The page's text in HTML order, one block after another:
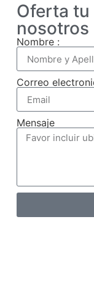
Oferta
nosotros
Nombre :
Correo
Mensaje